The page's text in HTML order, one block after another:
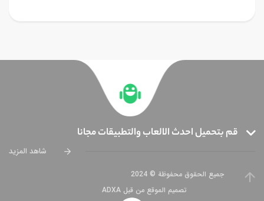
قم بتحميل احدث الالعاب والتطبيقات مجانا
شاهد المزيد
جميع الحقوق محفوظة © 2024
تصميم الموقع من قبل ADXA